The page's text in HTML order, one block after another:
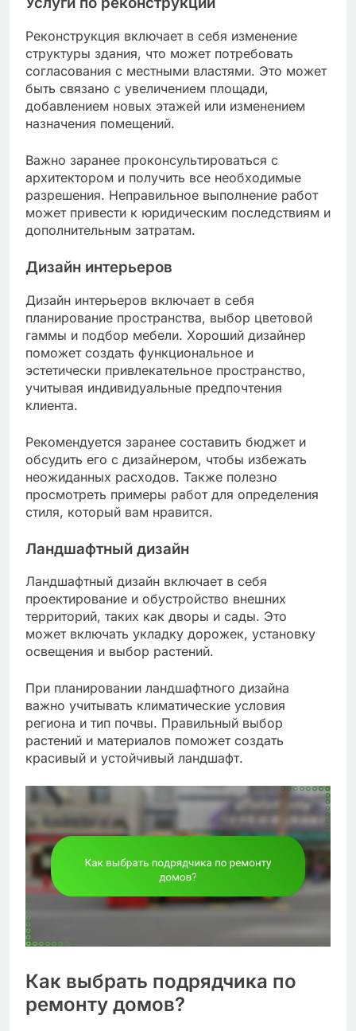
Реконструкция включает в себя изменение
структуры здания, что может потребовать
согласования с местными властями. Это может
быть связано с увеличением площади,
добавлением новых этажей или изменением
назначения помещений.
Важно заранее проконсультироваться с
архитектором и получить все необходимые
разрешения. Неправильное выполнение работ
может привести к юридическим последствиям и
дополнительным затратам.
Дизайн интерьеров
Дизайн интерьеров включает в себя
планирование пространства, выбор цветовой
гаммы и подбор мебели. Хороший дизайнер
поможет создать функциональное и
эстетически привлекательное пространство,
учитывая индивидуальные предпочтения
клиента.
Рекомендуется заранее составить бюджет и
обсудить его с дизайнером, чтобы избежать
неожиданных расходов. Также полезно
просмотреть примеры работ для определения
стиля, который вам нравится.
Ландшафтный дизайн
Ландшафтный дизайн включает в себя
проектирование и обустройство внешних
территорий, таких как дворы и сады. Это
может включать укладку дорожек, установку
освещения и выбор растений.
При планировании ландшафтного дизайна
важно учитывать климатические условия
региона и тип почвы. Правильный выбор
растений и материалов поможет создать
красивый и устойчивый ландшафт.
Как выбрать подрядчика по
ремонту домов?